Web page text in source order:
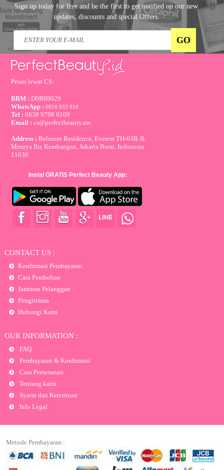
Sign up today for free and be the first to get notified on our new
updates, discounts and special Offers.
Pesan lewat CS:
BBM : D0B69029
WhatsApp :0816 933 810
Tel :0838 9798 0108
Email :cs@perfectbeauty.me
Address : Belmont Residence, Everest TH-03B JL
Meruya Ilir, Kembangan, Jakarta Barat, Indonesia
11630
Instal GRATIS Perfect Beauty App:
CONTACT US :
Konfirmasi Pembayaran
Cara Pembelian
Jaminan Pelanggan
Pengiriman
Hubungi Kami
OUR INFORMATION :
FAQ
Pembayaran & Konfirmasi
Cara Pemesanan
Tentang kami
Syarat dan Ketentuan
Info Legal
Metode Pembayaran :